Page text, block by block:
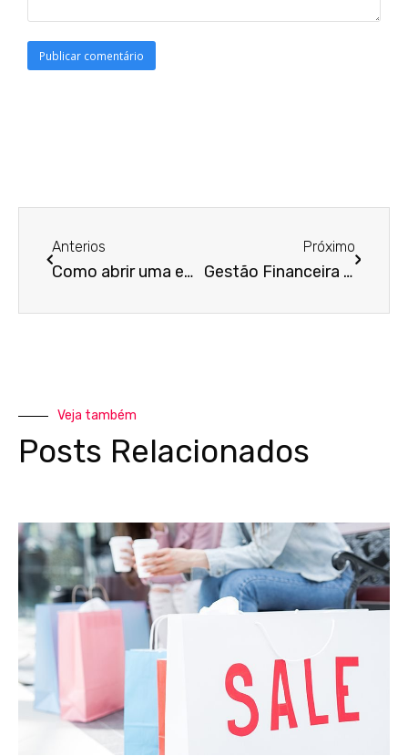
Anterios
Como abrir uma empresa de prestação de serviços?
Próximo
Gestão Financeira – Onde Está o Dinheiro do Meu Lucro?
Veja também
Posts Relacionados